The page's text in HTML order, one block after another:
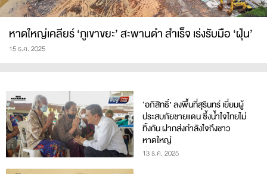
หาดใหญ่เคลียร์ ‘ภูเขาขยะ’ สะพานดำ สำเร็จ เร่งรับมือ ‘ฝุ่น’
15 ธ.ค. 2025
‘อภิสิทธิ์’ ลงพื้นที่สุรินทร์ เยี่ยมผู้
ประสบภัยชายแดน ซึ้งน้ำใจไทยไม่
ทิ้งกัน ฝากส่งกำลังใจถึงชาว
หาดใหญ่
13 ธ.ค. 2025